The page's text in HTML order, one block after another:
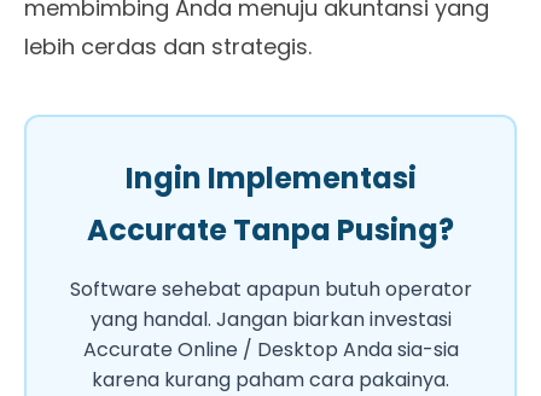
membimbing Anda menuju akuntansi yang
lebih cerdas dan strategis.
Ingin Implementasi
Accurate Tanpa Pusing?
Software sehebat apapun butuh operator
yang handal. Jangan biarkan investasi
Accurate Online / Desktop Anda sia-sia
karena kurang paham cara pakainya.